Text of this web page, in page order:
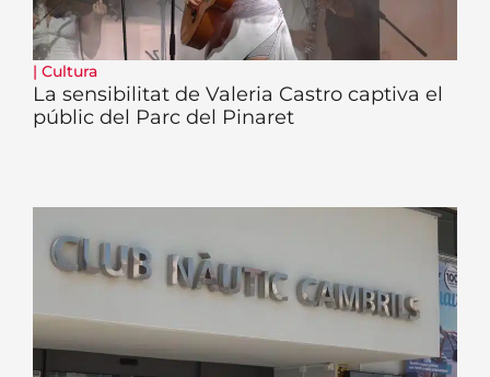
| Cultura
La sensibilitat de Valeria Castro captiva el
públic del Parc del Pinaret